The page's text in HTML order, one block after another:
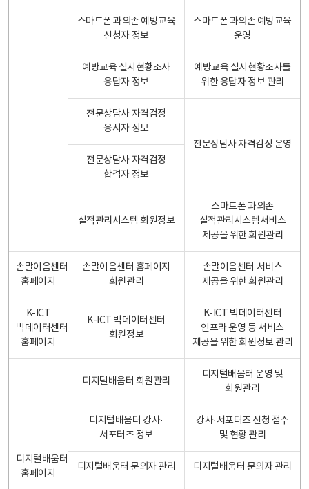
스마트폰 과의존 예방교육
신청자 정보
스마트폰 과의존 예방교육
운영
예방교육 실시현황조사
응답자 정보
예방교육 실시현황조사를
위한 응답자 정보 관리
전문상담사 자격검정
응시자 정보
전문상담사 자격검정 운영
전문상담사 자격검정
합격자 정보
실적관리시스템 회원정보
스마트폰 과의존
실적관리시스템서비스
제공을 위한 회원관리
손말이음센터
홈페이지
손말이음센터 홈페이지
회원관리
손말이음센터 서비스
제공을 위한 회원관리
K-ICT
빅데이터센터
홈페이지
K-ICT 빅데이터센터
회원정보
K-ICT 빅데이터센터
인프라 운영 등 서비스
제공을 위한 회원정보 관리
디지털배움터
홈페이지
디지털배움터 회원관리
디지털배움터 운영 및
회원관리
디지털배움터 강사·
서포터즈 정보
강사·서포터즈 신청 접수
및 현황 관리
디지털배움터 문의자 관리 디지털배움터 문의자 관리